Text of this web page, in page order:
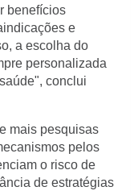
benefícios
e
a escolha do
personalizada
conclui
mais pesquisas
pelos
o risco de
de estratégias